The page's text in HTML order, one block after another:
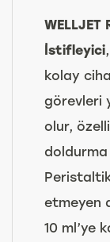
WELLJET
İstifleyici
kolay
görevleri
olur,
doldurma
etmeyen
10 ml’ye